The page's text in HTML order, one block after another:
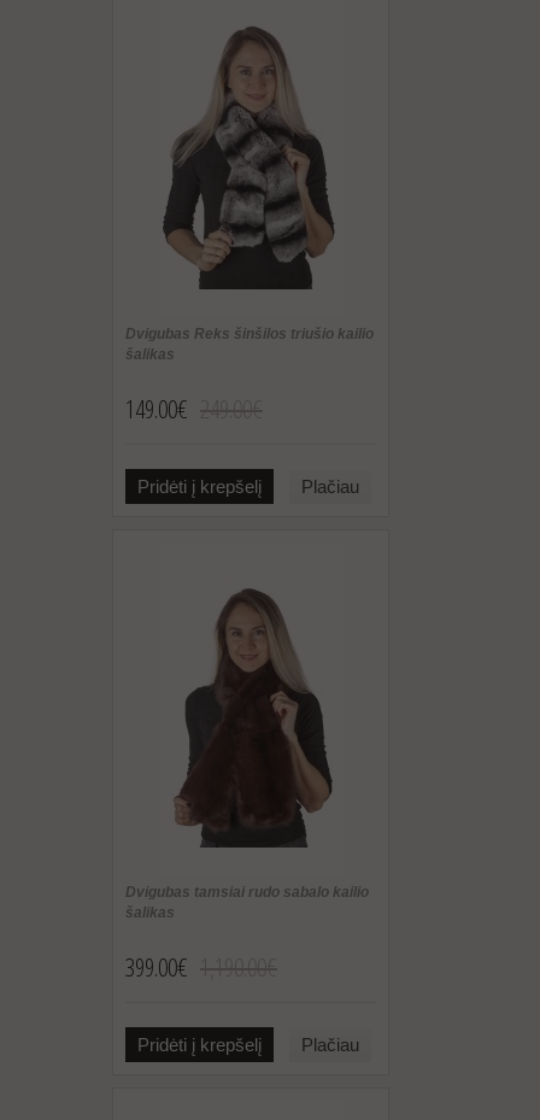
Dvigubas Reks šinšilos triušio kailio
šalikas
149.00€
Pridėti į krepšelį Plačiau
Dvigubas tamsiai rudo sabalo kailio
šalikas
399.00€
Pridėti į krepšelį Plačiau